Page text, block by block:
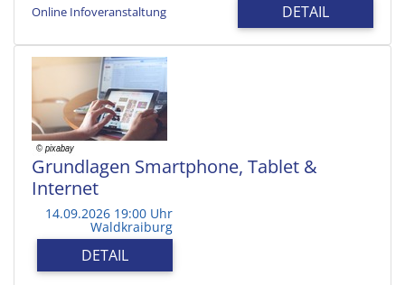
Online Infoveranstaltung DETAIL
Grundlagen Smartphone, Tablet &
Internet
14.09.2026 19:00 Uhr
Waldkraiburg
DETAIL